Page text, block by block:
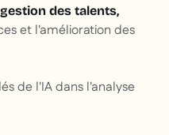
gestion des talents,
et l'amélioration des
de l'IA dans l'analyse